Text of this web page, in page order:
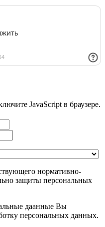
JavaScript в браузере.
нормативно-
защиты персональных
даанные Вы
персональных данных.